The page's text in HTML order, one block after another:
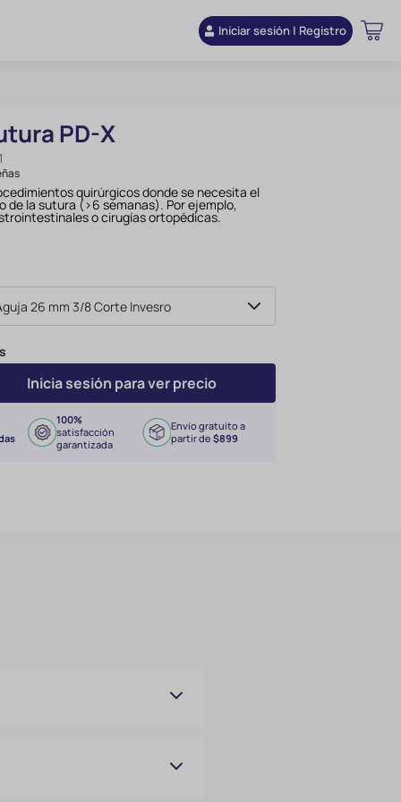
Iniciar sesión | Registro
PD-X
quirúrgicos donde se necesita el
de la sutura (>6 semanas). Por ejemplo,
o cirugías ortopédicas.
Inicia sesión para ver precio
100%
satisfacción
garantizada
Envío gratuito a
partir de $899